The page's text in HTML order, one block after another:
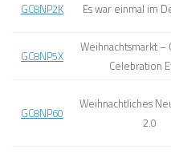
GC8NP2K Es war einmal im
GC8NP5X
Weihnachtsmarkt –
Celebration
GC8NP60
Weihnachtliches
2.0